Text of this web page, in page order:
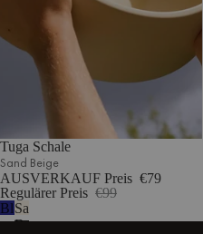
Tuga Schale
Sand Beige
AUSVERKAUF Preis €79
Regulärer Preis €99
Blaubeermousse
Sand
Beige